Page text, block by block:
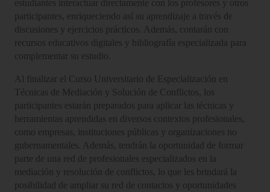
estudiantes interactuar directamente con los profesores y otros
participantes, enriqueciendo así su aprendizaje a través de
discusiones y ejercicios prácticos. Además, contarán con
recursos educativos digitales y bibliografía especializada para
complementar su estudio.
Al finalizar el Curso Universitario de Especialización en
Técnicas de Mediación y Solución de Conflictos, los
participantes estarán preparados para aplicar las técnicas y
herramientas aprendidas en diversos contextos profesionales,
como empresas, instituciones públicas y organizaciones no
gubernamentales. Además, tendrán la oportunidad de formar
parte de una red de profesionales especializados en la
mediación y resolución de conflictos, lo que les brindará la
posibilidad de ampliar su red de contactos y oportunidades